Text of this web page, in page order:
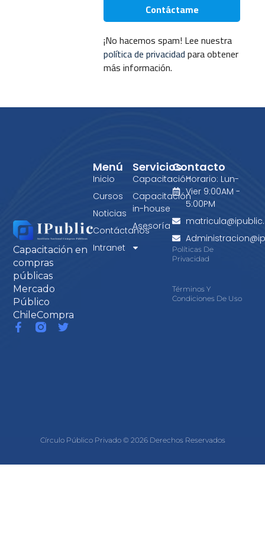
¡No hacemos spam! Lee nuestra
política de privacidadpara obtener
más información.
Capacitación en
compras
públicas
Mercado
Público
ChileCompra
Servicios
Capacitación
Capacitación
in-house
Asesoría
Menú
Inicio
Cursos
Noticias
Contáctanos
Intranet
Contacto
Horario: Lun-
Vier 9:00AM -
5:00PM
Políticas De
Privacidad
Términos Y
Condiciones De Uso
Círculo Público Privado © 2026 Derechos Reservados